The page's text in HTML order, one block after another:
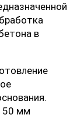
в
мм